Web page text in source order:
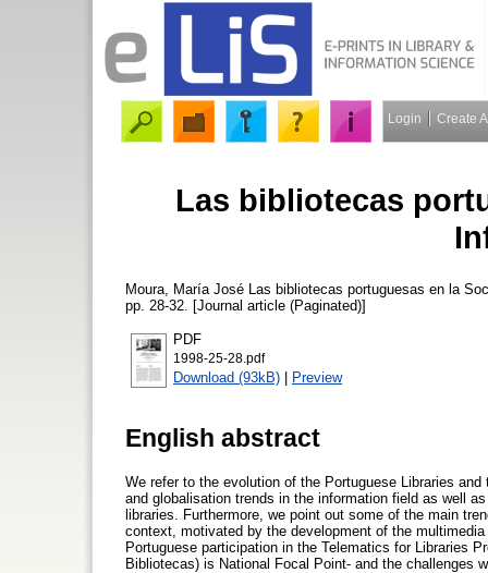
Login Create
Las bibliotecas
Moura, María José Las bibliotecas portuguesas en la
pp. 28-32. [Journal article (Paginated)]
PDF
1998-25-28.pdf
Download (93kB) | Preview
English abstract
We refer to the evolution of the Portuguese Libraries
and globalisation trends in the information field as well
libraries. Furthermore, we point out some of the main
context, motivated by the development of the
Portuguese participation in the Telematics for Libraries
Bibliotecas) is National Focal Point- and the challenges